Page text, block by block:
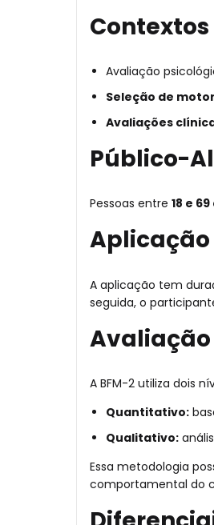
Avaliação
Seleção de
Avaliações
Público-
Pessoas entre 18 e
Aplicação
A aplicação tem
seguida, o
Avaliação
A BFM-2 utiliza dois
Quantitativo:
Qualitativo:
Essa metodologia
comportamental do